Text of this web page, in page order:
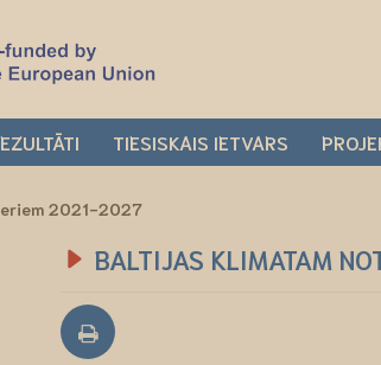
TIESISKAIS IETVARS
2021-2027
BALTIJAS KLIMATAM